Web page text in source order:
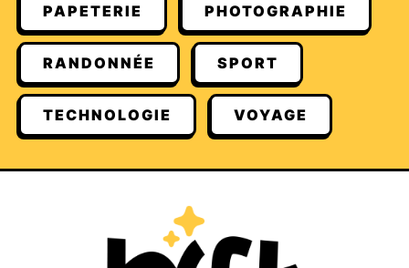
PAPETERIE PHOTOGRAPHIE
RANDONNÉE SPORT
TECHNOLOGIE VOYAGE